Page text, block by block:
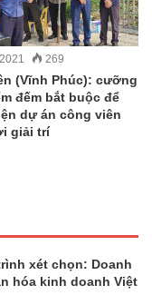
269
(Vĩnh Phúc): cưỡng
đếm bắt buộc để
dự án công viên
giải trí
xét chọn: Doanh
hóa kinh doanh Việt